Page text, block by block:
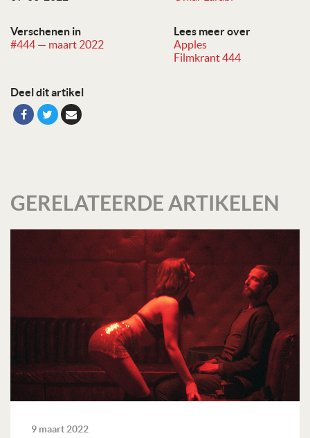
Verschenen in
#444 — maart 2022
Lees meer over
Apples
Filmkrant 444
Deel dit artikel
GERELATEERDE ARTIKELEN
9 maart 2022